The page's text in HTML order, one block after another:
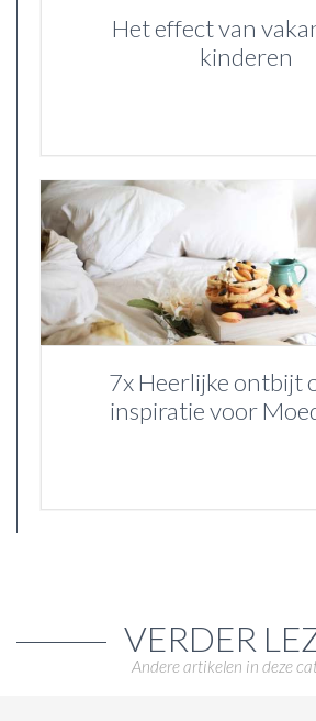
Het effect van
kinderen
7x Heerlijke ontbijt
inspiratie voor
VERDER
Andere artikelen in deze